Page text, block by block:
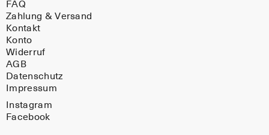
FAQ
Zahlung & Versand
Kontakt
Konto
Widerruf
AGB
Datenschutz
Impressum
Instagram
Facebook